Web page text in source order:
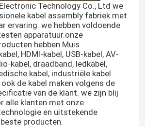
Technology Co., Ltd we
kabel assembly fabriek met
ervaring. we hebben voldoende
apparatuur.onze
hebben Muis
HDMI-kabel, USB-kabel, AV-
kabel, draadband, ledkabel,
kabel, industriële kabel
ook de kabel maken volgens de
van de klant. we zijn blij
alle klanten met onze
en uitstekende
producten.